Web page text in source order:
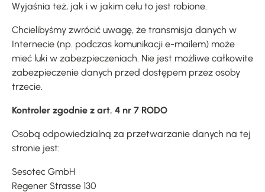
Wyjaśnia też, jak i w jakim celu to jest robione.
Chcielibyśmy zwrócić uwagę, że transmisja danych w
Internecie (np. podczas komunikacji e-mailem) może
mieć luki w zabezpieczeniach. Nie jest możliwe całkowite
zabezpieczenie danych przed dostępem przez osoby
trzecie.
Kontroler zgodnie z art. 4 nr 7 RODO
Osobą odpowiedzialną za przetwarzanie danych na tej
stronie jest:
Sesotec GmbH
Regener Strasse 130